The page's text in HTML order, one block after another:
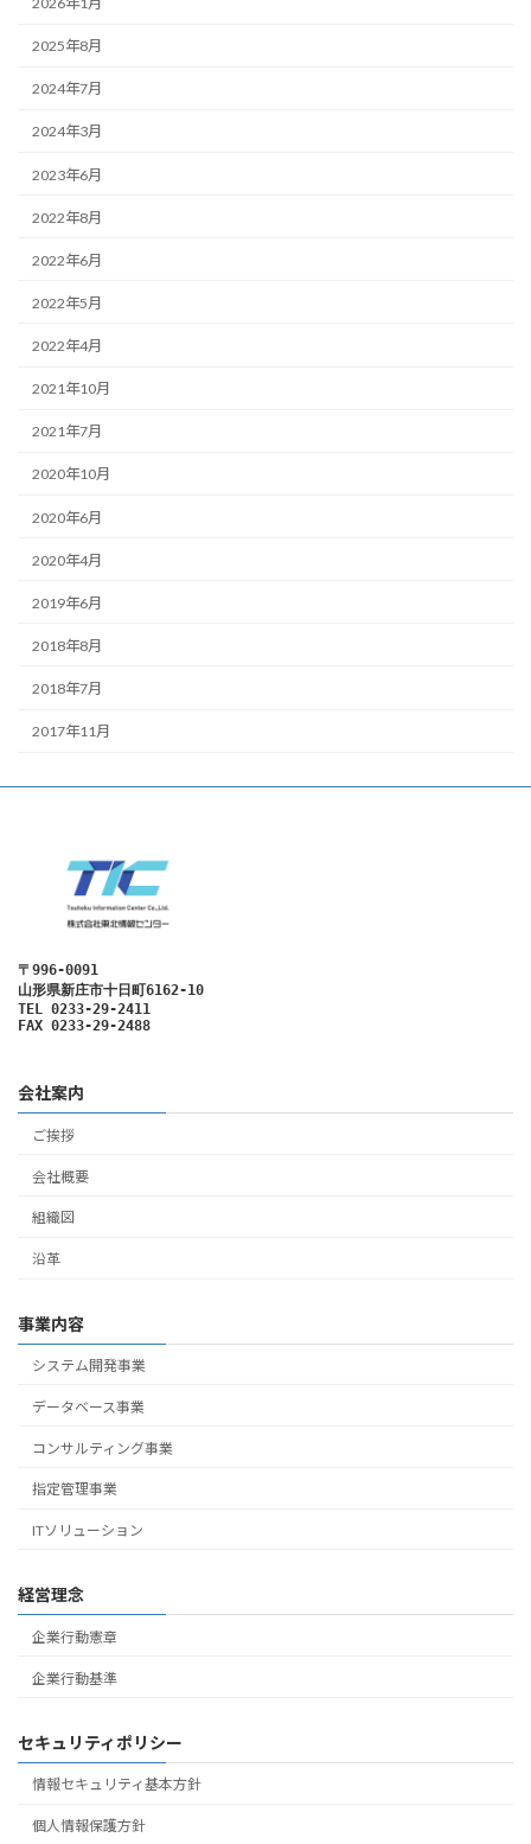
2025年8月
2024年7月
2024年3月
2023年6月
2022年8月
2022年6月
2022年5月
2022年4月
2021年10月
2021年7月
2020年10月
2020年6月
2020年4月
2019年6月
2018年8月
2018年7月
2017年11月
〒996-0091
山形県新庄市十日町6162-10
TEL 0233-29-2411
FAX 0233-29-2488
会社案内
ご挨拶
会社概要
組織図
沿革
事業内容
システム開発事業
データベース事業
コンサルティング事業
指定管理事業
ITソリューション
経営理念
企業行動憲章
企業行動基準
セキュリティポリシー
情報セキュリティ基本方針
個人情報保護方針